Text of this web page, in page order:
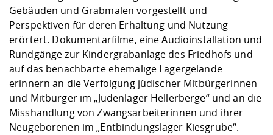
Fremdsprachen
Jobs, Praktika,
Gebäuden und Grabmalen vorgestellt und
Perspektiven für deren Erhaltung und Nutzung
erörtert. Dokumentarfilme, eine Audioinstallation und
Rundgänge zur Kindergrabanlage des Friedhofs und
auf das benachbarte ehemalige Lagergelände
erinnern an die Verfolgung jüdischer Mitbürgerinnen
und Mitbürger im „Judenlager Hellerberge“ und an die
Misshandlung von Zwangsarbeiterinnen und ihrer
Neugeborenen im „Entbindungslager Kiesgrube“.